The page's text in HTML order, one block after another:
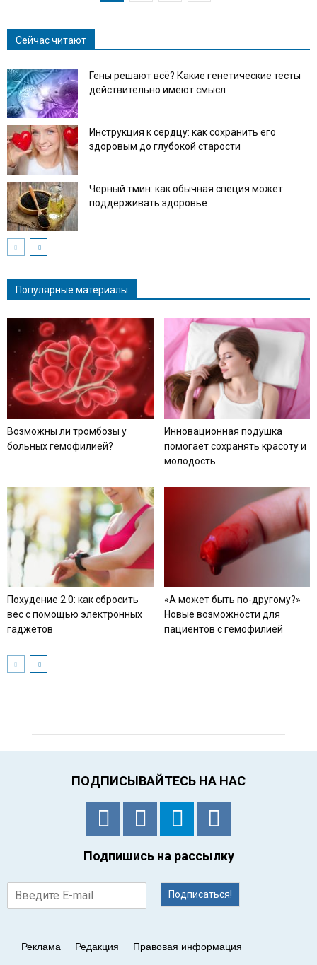
Сейчас читают
Гены решают всё? Какие генетические тесты
действительно имеют смысл
Инструкция к сердцу: как сохранить его
здоровым до глубокой старости
Черный тмин: как обычная специя может
поддерживать здоровье
Популярные материалы
Возможны ли тромбозы у
больных гемофилией?
Инновационная подушка
помогает сохранять красоту и
молодость
Похудение 2.0: как сбросить
вес с помощью электронных
гаджетов
«А может быть по-другому?»
Новые возможности для
пациентов с гемофилией
ПОДПИСЫВАЙТЕСЬ НА НАС
Подпишись на рассылку
Подписаться!
Реклама Редакция Правовая информация